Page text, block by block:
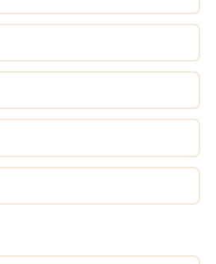
和环境卫生，少去人口密集处。
化系统和骨骼健康。
止意外磕碰，驾车者注意交
伤，青少年要特别注意出行安
属羊、属马、属狗的人，与
会因为性格、观念等方面的差异